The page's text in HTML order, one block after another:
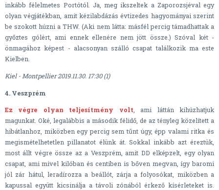
inkább félelmetes Portótól. Ja, meg ikszeltek a Zaporozsjéval egy
olyan végjátékban, amit kézilabdázás évtizedes hagyományai szerint
be szokott húzni a THW. (Aki nem látta: másfél percig támadhattak a
győztes gólért, ami ennek ellenére nem jött össze.) Szóval két -
önmagához képest - alacsonyan szálló csapat találkozik ma este
Kielben.
Kiel - Montpellier 2019.11.30. 17:30 (1)
4. Veszprém
Ez végre olyan teljesítmény volt, ami láttán kihúzhatjuk
magunkat. Oké, legalábbis a második félidő, de az tényleg közelített a
hibátlanhoz, miközben egy percig sem tűnt úgy, épp valami ritka és
megismételhetetlen pillanatot élünk át. Sokkal inkább azt éreztük,
most állt végre össze az a Veszprém, amit DD elképzelt, egy olyan
csapat, ami mivel kilóban és centiben is bőven megvan, így baromi
jól zár hátul, leradírozza a beállót, zárja a folyosókat, miközben a
kapussal együtt kicsinálja a távoli zónából érkező kísérleteket is.